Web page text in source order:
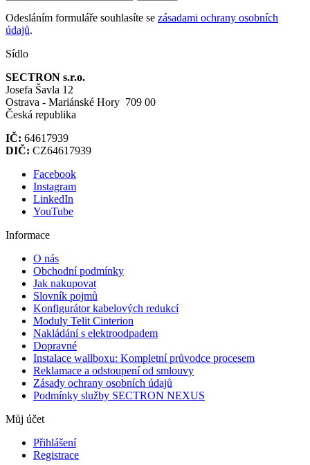
Odesláním formuláře souhlasíte se zásadami ochrany osobních
údajů.
Sídlo
SECTRON s.r.o.
Josefa Šavla 12
Ostrava - Mariánské Hory 709 00
Česká republika
IČ: 64617939
DIČ: CZ64617939
Facebook
Instagram
LinkedIn
YouTube
Informace
O nás
Obchodní podmínky
Jak nakupovat
Slovník pojmů
Konfigurátor kabelových redukcí
Moduly Telit Cinterion
Nakládání s elektroodpadem
Dopravné
Instalace wallboxu: Kompletní průvodce procesem
Reklamace a odstoupení od smlouvy
Zásady ochrany osobních údajů
Podmínky služby SECTRON NEXUS
Můj účet
Přihlášení
Registrace